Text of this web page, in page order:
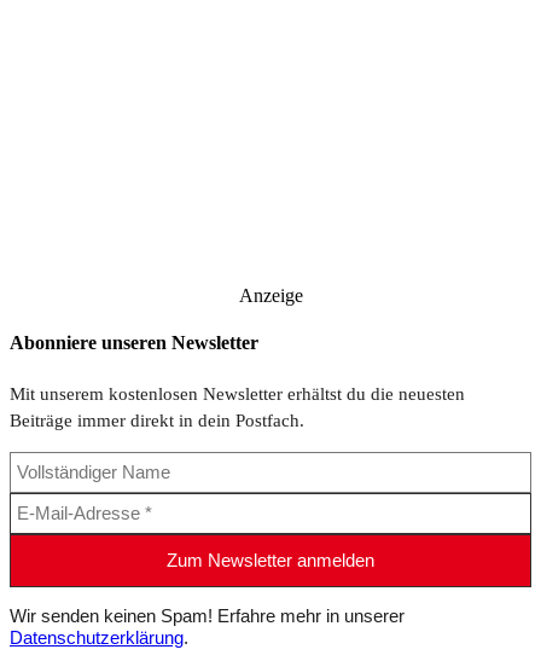
Anzeige
Abonniere unseren Newsletter
Mit unserem kostenlosen Newsletter erhältst du die neuesten
Beiträge immer direkt in dein Postfach.
Wir senden keinen Spam! Erfahre mehr in unserer
Datenschutzerklärung.